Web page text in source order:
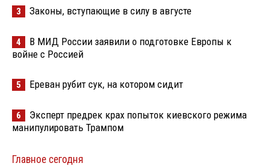
3 Законы, вступающие в силу в августе
4
В МИД России заявили о подготовке Европы к
войне с Россией
5 Ереван рубит сук, на котором сидит
6
Эксперт предрек крах попыток киевского режима
манипулировать Трампом
Главное сегодня